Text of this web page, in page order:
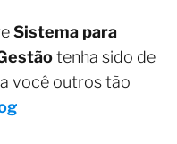
Sistema para
tenha sido de
você outros tão